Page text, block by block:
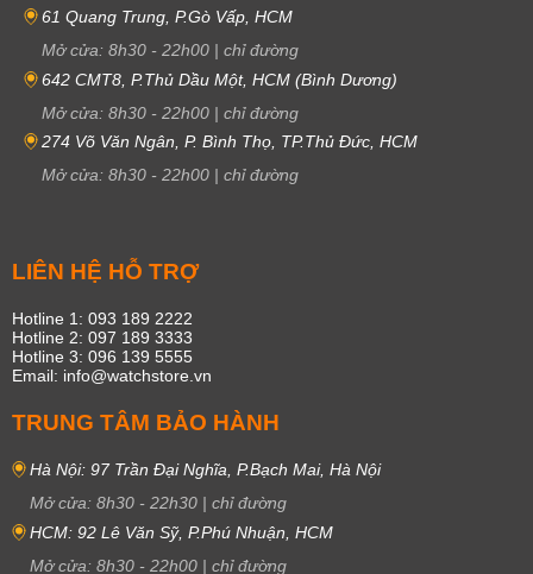
61 Quang Trung, P.Gò Vấp, HCM
Mở cửa: 8h30 - 22h00 | chỉ đường
642 CMT8, P.Thủ Dầu Một, HCM (Bình Dương)
Mở cửa: 8h30 - 22h00 | chỉ đường
274 Võ Văn Ngân, P. Bình Thọ, TP.Thủ Đức, HCM
Mở cửa: 8h30 - 22h00 | chỉ đường
LIÊN HỆ HỖ TRỢ
Hotline 1: 093 189 2222
Hotline 2: 097 189 3333
Hotline 3: 096 139 5555
Email: info@watchstore.vn
TRUNG TÂM BẢO HÀNH
Hà Nội: 97 Trần Đại Nghĩa, P.Bạch Mai, Hà Nội
Mở cửa: 8h30 - 22h30 | chỉ đường
HCM: 92 Lê Văn Sỹ, P.Phú Nhuận, HCM
Mở cửa: 8h30 - 22h00 | chỉ đường